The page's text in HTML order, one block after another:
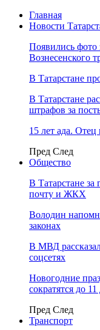
Главная
Новости
Появились фото
Вознесенского
В Татарстане
В Татарстане
штрафов за
15 лет ада.
Пред След
Общество
В Татарстане
почту и ЖКХ
Володин
законах
В МВД
соцсетях
Новогодние
сократятся до
Пред След
Транспорт